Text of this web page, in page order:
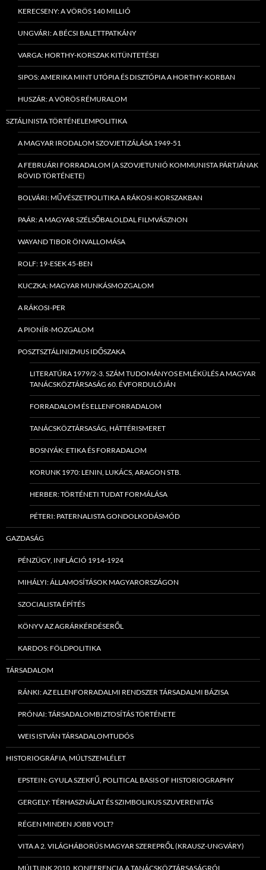
KERECSENY: A VÖRÖS 140 MILLIÓ
UNGVÁRI: A BÉCSI BALETTPATKÁNY
VARGA: HORTHY-KORSZAK KITÜNTETÉSEI
SIPOS: AMERIKA MINT UTÓPIA ÉS DISZTÓPIA A HORTHY-KORBAN
HUSZÁR: A VÖRÖS RÉMURALOM
SZTÁLINISTA TÖRTÉNELEMPOLITIKA
A MAGYAR IRODALOM SZOVJETIZÁLÁSA 1949-51
A FEBRUÁRI FORRADALOM (A SZOVJETUNIÓ KOMMUNISTA PÁRTJÁNAK
RÖVID TÖRTÉNETE)
BOLVÁRI: MŰVÉSZETPOLITIKA A RÁKOSI-KORSZAKBAN
PAÁR: A MAGYAR SZÉLSŐBALOLDAL FILMVÁSZNON
WAYAND TIBOR ÖNVALLOMÁSA
ROLF: 19-ESEK 45-BEN
KUCZKA: MAGYAR MUNKÁSMOZGALOM
A RÁKOSI-PER
A PIONÍR-MOZGALOM
POSZTSZTÁLINIZMUS IDŐSZAKA
LITERATÚRA 1979/2-3. SZÁM TUDOMÁNYOS EMLÉKÜLÉS A MAGYAR
TANÁCSKÖZTÁRSASÁG 60. ÉVFORDULÓJÁN
FORRADALOM ÉS ELLENFORRADALOM
TANÁCSKÖZTÁRSASÁG, HÁTTÉRISMERET
BOSNYÁK: ETIKA ÉS FORRADALOM
KORUNK 1970: LENIN, LUKÁCS, ARAGON STB.
HERBER: TÖRTÉNETI TUDAT FORMÁLÁSA
PÉTERI: PATERNALISTA GONDOLKODÁSMÓD
GAZDASÁG
PÉNZÜGY, INFLÁCIÓ 1914-1924
MIHÁLYI: ÁLLAMOSÍTÁSOK MAGYARORSZÁGON
SZOCIALISTA ÉPÍTÉS
KÖNYV AZ AGRÁRKÉRDÉSERŐL
KARDOS: FÖLDPOLITIKA
TÁRSADALOM
RÁNKI: AZ ELLENFORRADALMI RENDSZER TÁRSADALMI BÁZISA
PRÓNAI: TÁRSADALOMBIZTOSÍTÁS TÖRTÉNETE
WEIS ISTVÁN TÁRSADALOMTUDÓS
HISTORIOGRÁFIA, MÚLTSZEMLÉLET
EPSTEIN: GYULA SZEKFŰ, POLITICAL BASIS OF HISTORIOGRAPHY
GERGELY: TÉRHASZNÁLAT ÉS SZIMBOLIKUS SZUVERENITÁS
RÉGEN MINDEN JOBB VOLT?
VITA A 2. VILÁGHÁBORÚS MAGYAR SZEREPRŐL (KRAUSZ-UNGVÁRY)
MÚLTUNK 2010. KONFERENCIA A TANÁCSKÖZTÁRSASÁGRÓL